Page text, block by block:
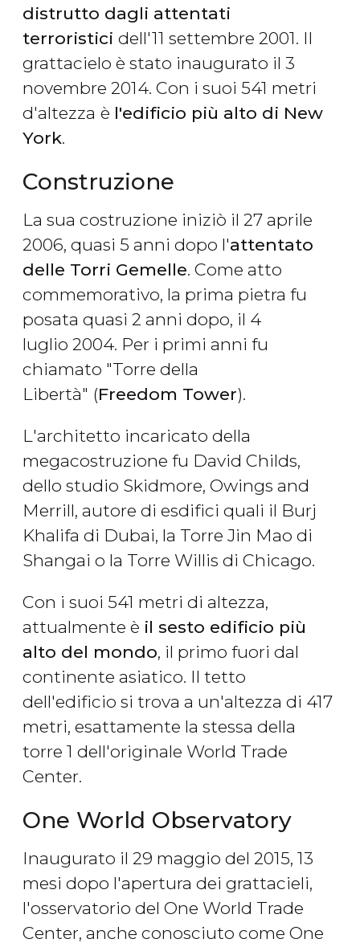
distrutto dagli attentati
terroristici dell'11 settembre 2001. Il
grattacielo è stato inaugurato il 3
novembre 2014. Con i suoi 541 metri
d'altezza è l'edificio più alto di New
York.
Construzione
La sua costruzione iniziò il 27 aprile
2006, quasi 5 anni dopo l'attentato
delle Torri Gemelle. Come atto
commemorativo, la prima pietra fu
posata quasi 2 anni dopo, il 4
luglio 2004. Per i primi anni fu
chiamato "Torre della
Libertà" (Freedom Tower).
L'architetto incaricato della
megacostruzione fu David Childs,
dello studio Skidmore, Owings and
Merrill, autore di esdifici quali il Burj
Khalifa di Dubai, la Torre Jin Mao di
Shangai o la Torre Willis di Chicago.
Con i suoi 541 metri di altezza,
attualmente è il sesto edificio più
alto del mondo, il primo fuori dal
continente asiatico. Il tetto
dell'edificio si trova a un'altezza di 417
metri, esattamente la stessa della
torre 1 dell'originale World Trade
Center.
One World Observatory
Inaugurato il 29 maggio del 2015, 13
mesi dopo l'apertura dei grattacieli,
l'osservatorio del One World Trade
Center, anche conosciuto come One